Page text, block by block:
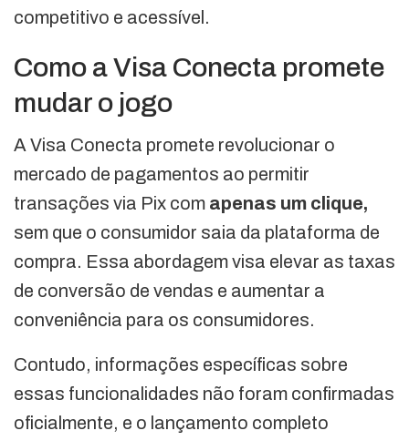
competitivo e acessível.
Como a Visa Conecta promete
mudar o jogo
A Visa Conecta promete revolucionar o
mercado de pagamentos ao permitir
transações via Pix com apenas um clique,
sem que o consumidor saia da plataforma de
compra. Essa abordagem visa elevar as taxas
de conversão de vendas e aumentar a
conveniência para os consumidores.
Contudo, informações específicas sobre
essas funcionalidades não foram confirmadas
oficialmente, e o lançamento completo